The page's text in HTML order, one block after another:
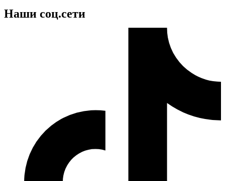
Наши соц.сети